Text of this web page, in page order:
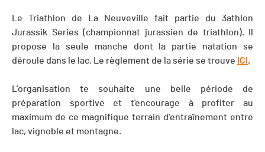
Le Triathlon de La Neuveville fait partie du 3athlon
Jurassik Series (championnat jurassien de triathlon). Il
propose la seule manche dont la partie natation se
déroule dans le lac. Le règlement de la série se trouve ICI .
L’organisation te souhaite une belle période de
préparation sportive et t'encourage à profiter au
maximum de ce magnifique terrain d’entraînement entre
lac, vignoble et montagne.